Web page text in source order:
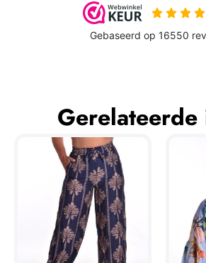
Gerelateerde